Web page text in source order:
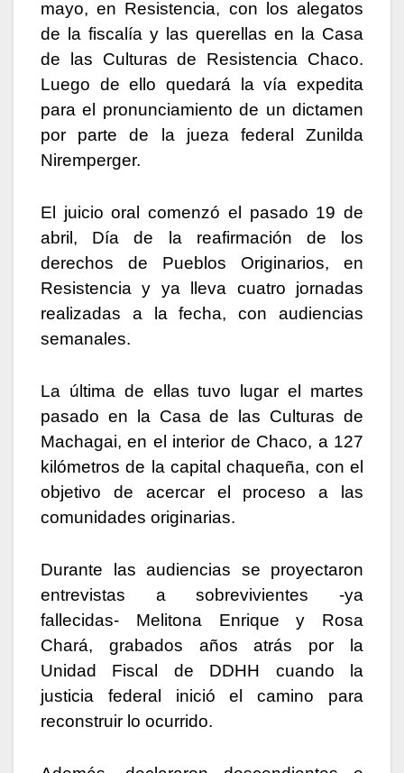
mayo, en Resistencia, con los alegatos
de la fiscalía y las querellas en la Casa
de las Culturas de Resistencia Chaco.
Luego de ello quedará la vía expedita
para el pronunciamiento de un dictamen
por parte de la jueza federal Zunilda
Niremperger.
El juicio oral comenzó el pasado 19 de
abril, Día de la reafirmación de los
derechos de Pueblos Originarios, en
Resistencia y ya lleva cuatro jornadas
realizadas a la fecha, con audiencias
semanales.
La última de ellas tuvo lugar el martes
pasado en la Casa de las Culturas de
Machagai, en el interior de Chaco, a 127
kilómetros de la capital chaqueña, con el
objetivo de acercar el proceso a las
comunidades originarias.
Durante las audiencias se proyectaron
entrevistas a sobrevivientes -ya
fallecidas- Melitona Enrique y Rosa
Chará, grabados años atrás por la
Unidad Fiscal de DDHH cuando la
justicia federal inició el camino para
reconstruir lo ocurrido.